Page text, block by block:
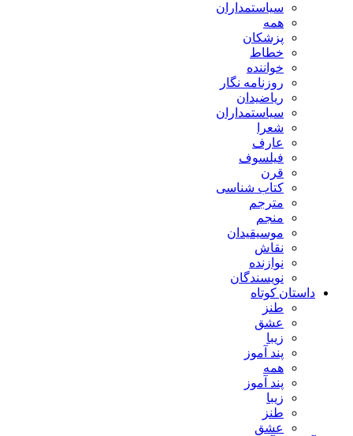
سیاستمداران
همه
پزشکان
خطاط
خواننده
روزنامه نگار
ریاضیدان
سیاستمداران
شعرا
عارف
فیلسوف
قرن
کتاب شناسی
مترجم
منجم
موسیقیدان
نقاش
نوازنده
نویسندگان
داستان کوتاه
طنز
عشق
زیبا
پند آموز
همه
پند آموز
زیبا
طنز
عشق